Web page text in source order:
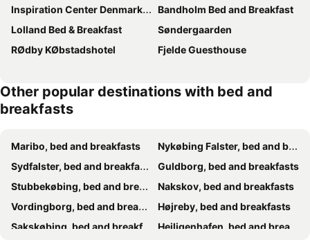
Inspiration Center Denmark - Guesthouse
Bandholm Bed and Breakfast
Lolland Bed & Breakfast
Søndergaarden
RØdby KØbstadshotel
Fjelde Guesthouse
Other popular destinations with bed and
breakfasts
Maribo, bed and breakfasts
Nykøbing Falster, bed and breakfasts
Sydfalster, bed and breakfasts
Guldborg, bed and breakfasts
Stubbekøbing, bed and breakfasts
Nakskov, bed and breakfasts
Vordingborg, bed and breakfasts
Højreby, bed and breakfasts
Sakskøbing, bed and breakfasts
Heiligenhafen, bed and breakfasts